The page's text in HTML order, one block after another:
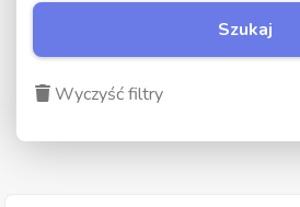
Szukaj
Wyczyść filtry